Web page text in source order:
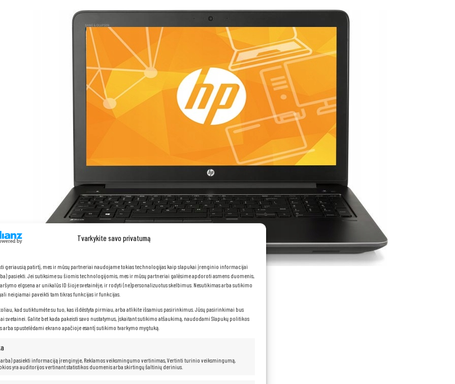
Tvarkykite savo privatumą
geriausią patirtį, mes ir mūsų partneriai naudojame tokias technologijas kaip slapukai įrenginio informacijai
pasiekti. Jei sutiksime su šiomis technologijomis, mes ir mūsų partneriai galėsime apdoroti asmens duomenis,
elgsena ar unikalūs ID šioje svetainėje, ir rodyti (ne)personalizuotus skelbimus. Nesutikimas arba sutikimo
neigiamai paveikti tam tikras funkcijas ir funkcijas.
kad sutiktumėte su tuo, kas išdėstyta pirmiau, arba atlikite išsamius pasirinkimus. Jūsų pasirinkimai bus
svetainei. Galite bet kada pakeisti savo nustatymus, įskaitant sutikimo atšaukimą, naudodami Slapukų politikos
spustelėdami ekrano apačioje esantį sutikimo tvarkymo mygtuką.
pasiekti informaciją įrenginyje, Reklamos veiksmingumo vertinimas, Vertinti turinio veiksmingumą,
yra auditorijos vertinant statistikos duomenis arba skirtingų šaltinių derinius.
HP ZBook 15 G3
Procesorius:Intel® Core™ i7-6820HQ (8M talpa, iki 3,60 GHz)
RAM:16 GB